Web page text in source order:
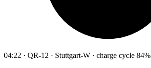
04:22 · QR-12 · Stuttgart-W · charge cycle 84%